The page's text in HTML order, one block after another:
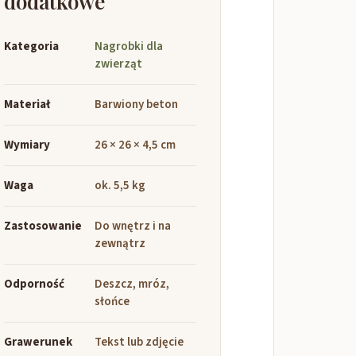
Kategoria
Nagrobki dla
zwierząt
Materiał Barwiony beton
Wymiary 26 × 26 × 4,5 cm
Waga ok. 5,5 kg
Zastosowanie
Do wnętrz i na
zewnątrz
Odporność
Deszcz, mróz,
słońce
Grawerunek Tekst lub zdjęcie